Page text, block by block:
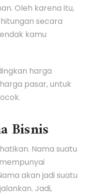
Oleh karena itu,
secara
kamu
harga
pasar, untuk
Bisnis
Nama suatu
akan jadi suatu
Jadi,